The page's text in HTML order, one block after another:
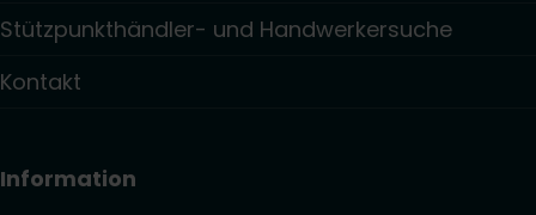
Stützpunkthändler- und Handwerkersuche
Kontakt
Information